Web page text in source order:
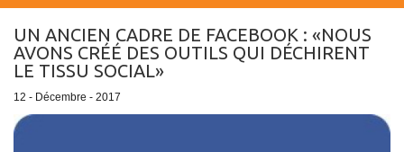
UN ANCIEN CADRE DE FACEBOOK : «NOUS
AVONS CRÉÉ DES OUTILS QUI DÉCHIRENT
LE TISSU SOCIAL»
12 - Décembre - 2017